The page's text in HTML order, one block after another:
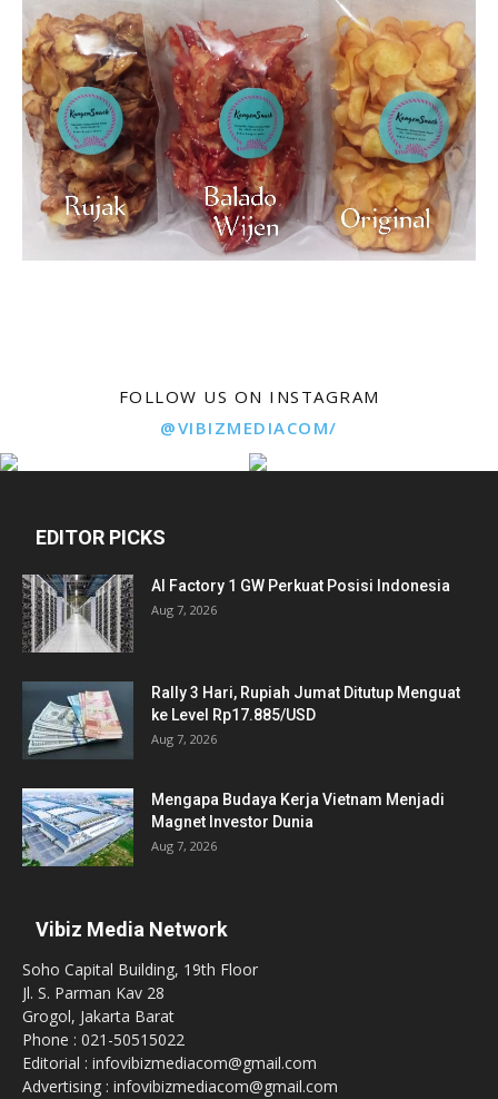
FOLLOW US ON INSTAGRAM
@VIBIZMEDIACOM/
EDITOR PICKS
AI Factory 1 GW Perkuat Posisi Indonesia
Aug 7, 2026
Rally 3 Hari, Rupiah Jumat Ditutup Menguat
ke Level Rp17.885/USD
Aug 7, 2026
Mengapa Budaya Kerja Vietnam Menjadi
Magnet Investor Dunia
Aug 7, 2026
Vibiz Media Network
Soho Capital Building, 19th Floor
Jl. S. Parman Kav 28
Grogol, Jakarta Barat
Phone : 021-50515022
Editorial : infovibizmediacom@gmail.com
Advertising : infovibizmediacom@gmail.com